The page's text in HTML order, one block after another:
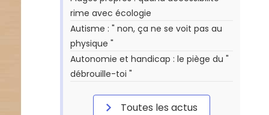
rime avec écologie
Autisme : " non, ça ne se voit pas au
physique "
Autonomie et handicap : le piège du "
débrouille-toi "
Toutes les actus